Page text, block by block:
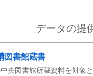
データの提
図書館蔵書
央図書館所蔵資料を対象